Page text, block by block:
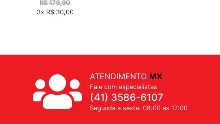
R$ 179,90
3x R$ 30,00
ATENDIMENTO MX
Fale com especialistas
(41) 3586-6107
Segunda a sexta: 08:00 as 17:00